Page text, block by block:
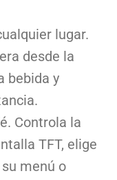
lugar.
desde la
bebida y
Controla la
TFT, elige
menú o